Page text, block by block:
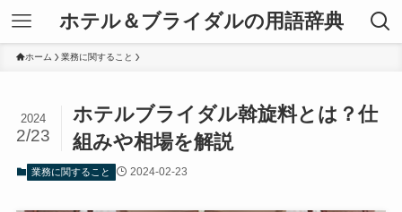
ホテル＆ブライダルの用語辞典
ホーム 業務に関すること
ホテルブライダル斡旋料とは？仕
組みや相場を解説
2024
2/23
業務に関すること 2024-02-23